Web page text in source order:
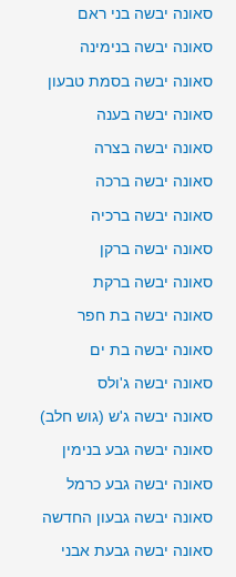
סאונה יבשה בני ראם
סאונה יבשה בנימינה
סאונה יבשה בסמת טבעון
סאונה יבשה בענה
סאונה יבשה בצרה
סאונה יבשה ברכה
סאונה יבשה ברכיה
סאונה יבשה ברקן
סאונה יבשה ברקת
סאונה יבשה בת חפר
סאונה יבשה בת ים
סאונה יבשה ג'ולס
סאונה יבשה ג'ש (גוש חלב)
סאונה יבשה גבע בנימין
סאונה יבשה גבע כרמל
סאונה יבשה גבעון החדשה
סאונה יבשה גבעת אבני